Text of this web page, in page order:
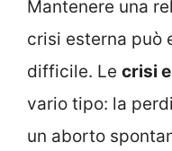
Mantenere una
crisi esterna può
difficile. Le crisi
vario tipo: la
un aborto